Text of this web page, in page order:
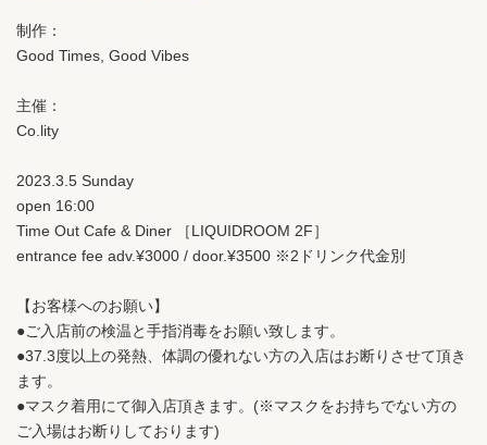
制作：
Good Times, Good Vibes
主催：
Co.lity
2023.3.5 Sunday
open 16:00
Time Out Cafe & Diner ［LIQUIDROOM 2F］
entrance fee adv.¥3000 / door.¥3500 ※2ドリンク代金別
【お客様へのお願い】
●ご入店前の検温と手指消毒をお願い致します。
●37.3度以上の発熱、体調の優れない方の入店はお断りさせて頂き
ます。
●マスク着用にて御入店頂きます。(※マスクをお持ちでない方の
ご入場はお断りしております)